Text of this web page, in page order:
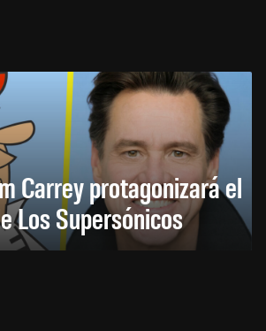
Carrey protagonizará el
Los Supersónicos